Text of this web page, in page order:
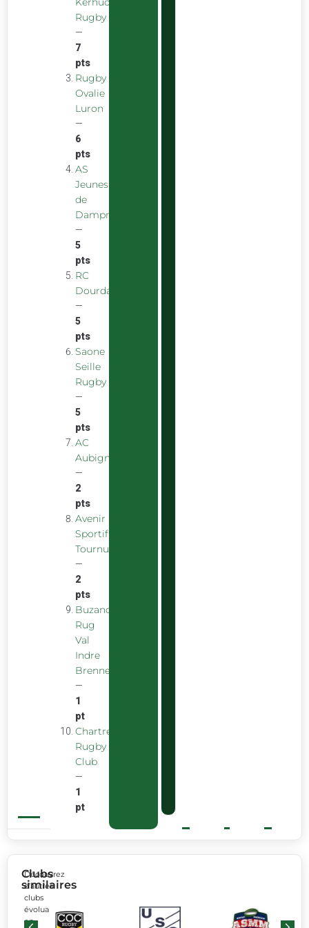
Rugby
—
7
pts
Rugby
Ovalie
Luron
—
6
pts
AS
Jeunes
de
Dampniat
—
5
pts
RC
Dourdan
—
5
pts
Saone
Seille
Rugby
—
5
pts
AC
Aubigny
—
2
pts
Avenir
Sportif
Tournus
—
2
pts
Buzancais
Rug
Val
Indre
Brenne
—
1
pt
Chartreuse
Rugby
Club
—
1
pt
Clubs
similaires
Découvrez
d’autres
clubs
évoluant
en